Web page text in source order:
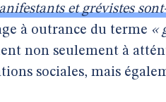
et grévistes
à outrance du terme «
non seulement à
sociales, mais